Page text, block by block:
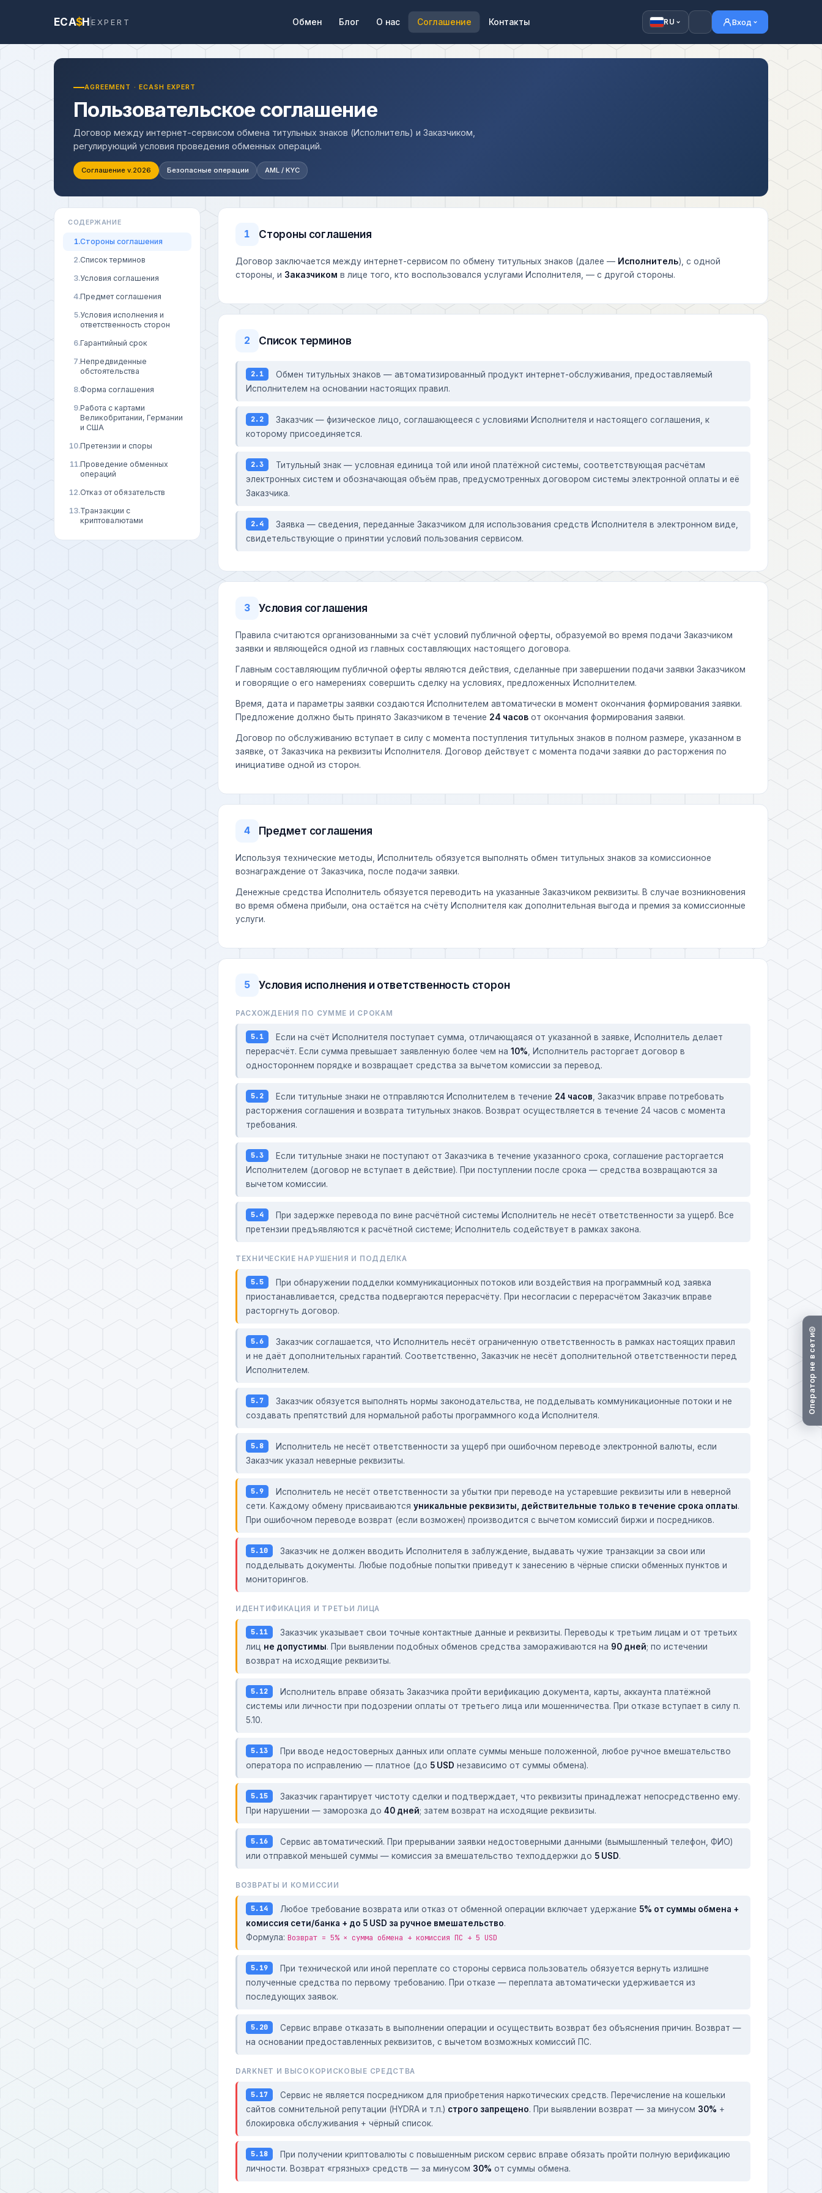
ECA$HEXPERT Обмен Блог О нас Соглашение Контакты RU Вход
AGREEMENT · ECASH EXPERT
Пользовательское соглашение
Договор между интернет-сервисом обмена титульных знаков (Исполнитель) и Заказчиком,
регулирующий условия проведения обменных операций.
Соглашение v.2026 Безопасные операции AML / KYC
СОДЕРЖАНИЕ
1.Стороны соглашения
2.Список терминов
3.Условия соглашения
4.Предмет соглашения
5.Условия исполнения и
ответственность сторон
6.Гарантийный срок
7.Непредвиденные
обстоятельства
8.Форма соглашения
9.Работа с картами
Великобритании, Германии
и США
10.Претензии и споры
11.Проведение обменных
операций
12.Отказ от обязательств
13.Транзакции с
криптовалютами
1 Стороны соглашения
Договор заключается между интернет-сервисом по обмену титульных знаков (далее — Исполнитель), с одной
стороны, и Заказчиком в лице того, кто воспользовался услугами Исполнителя, — с другой стороны.
2 Список терминов
2.1
Обмен титульных знаков — автоматизированный продукт интернет-обслуживания, предоставляемый
Исполнителем на основании настоящих правил.
2.2
Заказчик — физическое лицо, соглашающееся с условиями Исполнителя и настоящего соглашения, к
которому присоединяется.
2.3
Титульный знак — условная единица той или иной платёжной системы, соответствующая расчётам
электронных систем и обозначающая объём прав, предусмотренных договором системы электронной оплаты и её
Заказчика.
2.4
Заявка — сведения, переданные Заказчиком для использования средств Исполнителя в электронном виде,
свидетельствующие о принятии условий пользования сервисом.
3 Условия соглашения
Правила считаются организованными за счёт условий публичной оферты, образуемой во время подачи Заказчиком
заявки и являющейся одной из главных составляющих настоящего договора.
Главным составляющим публичной оферты являются действия, сделанные при завершении подачи заявки Заказчиком
и говорящие о его намерениях совершить сделку на условиях, предложенных Исполнителем.
Время, дата и параметры заявки создаются Исполнителем автоматически в момент окончания формирования заявки.
Предложение должно быть принято Заказчиком в течение 24 часов от окончания формирования заявки.
Договор по обслуживанию вступает в силу с момента поступления титульных знаков в полном размере, указанном в
заявке, от Заказчика на реквизиты Исполнителя. Договор действует с момента подачи заявки до расторжения по
инициативе одной из сторон.
4 Предмет соглашения
Используя технические методы, Исполнитель обязуется выполнять обмен титульных знаков за комиссионное
вознаграждение от Заказчика, после подачи заявки.
Денежные средства Исполнитель обязуется переводить на указанные Заказчиком реквизиты. В случае возникновения
во время обмена прибыли, она остаётся на счёту Исполнителя как дополнительная выгода и премия за комиссионные
услуги.
5 Условия исполнения и ответственность сторон
РАСХОЖДЕНИЯ ПО СУММЕ И СРОКАМ
5.1
Если на счёт Исполнителя поступает сумма, отличающаяся от указанной в заявке, Исполнитель делает
перерасчёт. Если сумма превышает заявленную более чем на 10% , Исполнитель расторгает договор в
одностороннем порядке и возвращает средства за вычетом комиссии за перевод.
5.2 Если титульные знаки не отправляются Исполнителем в течение 24 часов , Заказчик вправе потребовать
расторжения соглашения и возврата титульных знаков. Возврат осуществляется в течение 24 часов с момента
требования.
5.3
Если титульные знаки не поступают от Заказчика в течение указанного срока, соглашение расторгается
Исполнителем (договор не вступает в действие). При поступлении после срока — средства возвращаются за
вычетом комиссии.
5.4
При задержке перевода по вине расчётной системы Исполнитель не несёт ответственности за ущерб. Все
претензии предъявляются к расчётной системе; Исполнитель содействует в рамках закона.
ТЕХНИЧЕСКИЕ НАРУШЕНИЯ И ПОДДЕЛКА
5.5
При обнаружении подделки коммуникационных потоков или воздействия на программный код заявка
приостанавливается, средства подвергаются перерасчёту. При несогласии с перерасчётом Заказчик вправе
расторгнуть договор.
5.6
Заказчик соглашается, что Исполнитель несёт ограниченную ответственность в рамках настоящих правил
и не даёт дополнительных гарантий. Соответственно, Заказчик не несёт дополнительной ответственности перед
Исполнителем.
5.7
Заказчик обязуется выполнять нормы законодательства, не подделывать коммуникационные потоки и не
создавать препятствий для нормальной работы программного кода Исполнителя.
5.8
Исполнитель не несёт ответственности за ущерб при ошибочном переводе электронной валюты, если
Заказчик указал неверные реквизиты.
5.9
Исполнитель не несёт ответственности за убытки при переводе на устаревшие реквизиты или в неверной
сети. Каждому обмену присваиваются уникальные реквизиты, действительные только в течение срока оплаты.
При ошибочном переводе возврат (если возможен) производится с вычетом комиссий биржи и посредников.
5.10
Заказчик не должен вводить Исполнителя в заблуждение, выдавать чужие транзакции за свои или
подделывать документы. Любые подобные попытки приведут к занесению в чёрные списки обменных пунктов и
мониторингов.
ИДЕНТИФИКАЦИЯ И ТРЕТЬИ ЛИЦА
5.11
Заказчик указывает свои точные контактные данные и реквизиты. Переводы к третьим лицам и от третьих
лиц не допустимы. При выявлении подобных обменов средства замораживаются на 90 дней; по истечении
возврат на исходящие реквизиты.
5.12
Исполнитель вправе обязать Заказчика пройти верификацию документа, карты, аккаунта платёжной
системы или личности при подозрении оплаты от третьего лица или мошенничества. При отказе вступает в силу п.
5.10.
5.13
При вводе недостоверных данных или оплате суммы меньше положенной, любое ручное вмешательство
оператора по исправлению — платное (до 5 USD независимо от суммы обмена).
5.15
Заказчик гарантирует чистоту сделки и подтверждает, что реквизиты принадлежат непосредственно ему.
При нарушении — заморозка до 40 дней; затем возврат на исходящие реквизиты.
5.16
Сервис автоматический. При прерывании заявки недостоверными данными (вымышленный телефон, ФИО)
или отправкой меньшей суммы — комиссия за вмешательство техподдержки до 5 USD.
ВОЗВРАТЫ И КОМИССИИ
5.14 Любое требование возврата или отказ от обменной операции включает удержание 5% от суммы обмена +
комиссия сети/банка + до 5 USD за ручное вмешательство.
Формула: Возврат = 5% × сумма обмена + комиссия ПС + 5 USD
5.19
При технической или иной переплате со стороны сервиса пользователь обязуется вернуть излишне
полученные средства по первому требованию. При отказе — переплата автоматически удерживается из
последующих заявок.
5.20
Сервис вправе отказать в выполнении операции и осуществить возврат без объяснения причин. Возврат —
на основании предоставленных реквизитов, с вычетом возможных комиссий ПС.
DARKNET И ВЫСОКОРИСКОВЫЕ СРЕДСТВА
5.17
Сервис не является посредником для приобретения наркотических средств. Перечисление на кошельки
сайтов сомнительной репутации (HYDRA и т.п.) строго запрещено. При выявлении возврат — за минусом 30% +
блокировка обслуживания + чёрный список.
5.18
При получении криптовалюты с повышенным риском сервис вправе обязать пройти полную верификацию
личности. Возврат «грязных» средств — за минусом 30% от суммы обмена.
Оператор не в сети